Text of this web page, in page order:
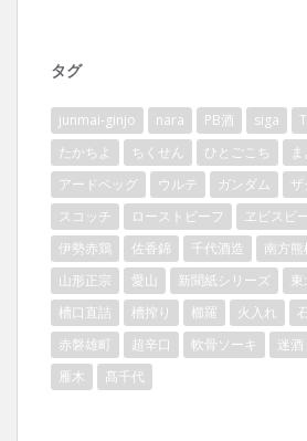
タグ
junmai-ginjo nara PB酒 siga
たかちよ
ちくせん ひとごこち
アードベッグ
ウルテ ガンダム ザ
スコッチ
ローストビーフ ヱビスビ
伊勢赤鶏
佐香錦 千代酒造 南方熊
山形正宗
愛山 新聞紙シリーズ
槽口直詰
槽搾り 櫛羅 火入れ
赤磐雄町
超辛口 軟骨ソーキ 迷酒
雁木
髙千代